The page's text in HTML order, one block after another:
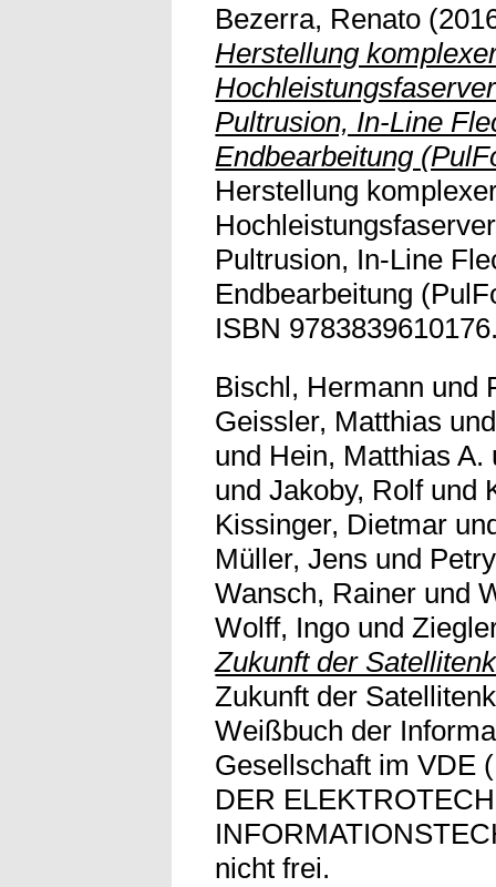
Bezerra, Renato
Herstellung
Pultrusion, In-Line
Endbearbeitung
Herstellung
Pultrusion, In-Line
Endbearbeitung
ISBN
Bischl, Hermann und
Geissler, Matthias
und Hein, Matthias A.
undJakoby, Rolfund
Kissinger, Dietmar
Müller, Jens und
Wansch, Rainer und
Wolff, Ingo und
Zukunft der
Zukunft der
Weißbuch der
Gesellschaft im VDE
DER
nicht frei.